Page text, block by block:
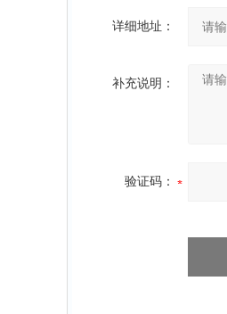
详细地址：
补充说明：
验证码：